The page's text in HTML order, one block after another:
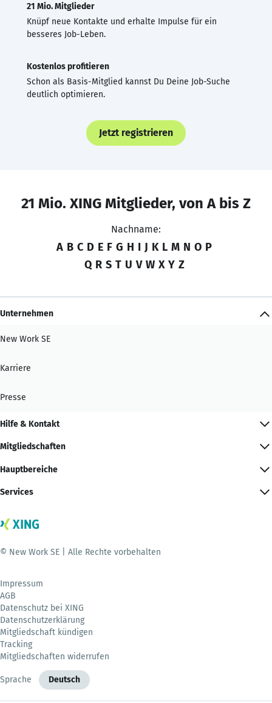
21 Mio. Mitglieder
Knüpf neue Kontakte und erhalte Impulse für ein
besseres Job-Leben.
Kostenlos profitieren
Schon als Basis-Mitglied kannst Du Deine Job-Suche
deutlich optimieren.
Jetzt registrieren
21 Mio. XING Mitglieder, von A bis Z
Nachname:
A B C D E F G H I J K L M N O P
Q R S T U V W X Y Z
Unternehmen
New Work SE
Karriere
Presse
Hilfe & Kontakt
Mitgliedschaften
Hauptbereiche
Services
© New Work SE | Alle Rechte vorbehalten
Impressum
AGB
Datenschutz bei XING
Datenschutzerklärung
Mitgliedschaft kündigen
Tracking
Mitgliedschaften widerrufen
Sprache Deutsch